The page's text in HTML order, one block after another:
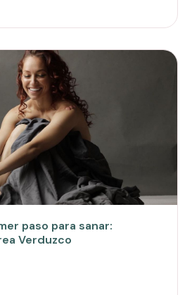
paso para sanar:
Verduzco